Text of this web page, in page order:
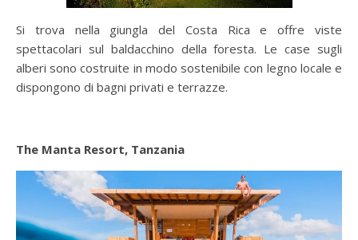
Si trova nella giungla del Costa Rica e offre viste
spettacolari sul baldacchino della foresta. Le case sugli
alberi sono costruite in modo sostenibile con legno locale e
dispongono di bagni privati ​​e terrazze.
The Manta Resort, Tanzania